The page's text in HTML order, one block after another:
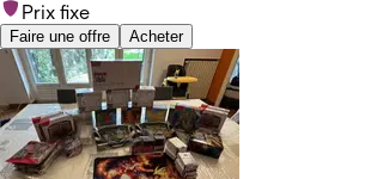
Prix fixe
Faire une offre Acheter